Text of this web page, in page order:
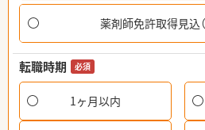
薬剤師免許取得見込
転職時期 必須
1ヶ月以内